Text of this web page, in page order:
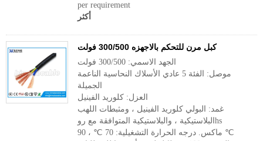
per requirement
أكثر
كبل مرن للتحكم بالاجهزه 300/500 فولت
الجهد الاسمي: 300/500 فولت
موصل: الفئة 5 عادي الأسلاك النحاسية الناعمة
الجميلة
العزل: كلوريد الفينيل
غمد: البولي كلوريد الفينيل ، ومثبطات اللهب
البلاستيكية ، والبلاستيكية المتوافقة مع روhs
ماكس. درجه الحرارة التشغيلية: 70 ℃ ، 90 ℃